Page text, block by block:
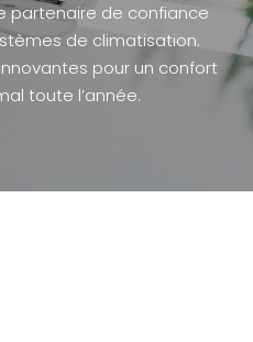
partenaire de confiance
de climatisation.
pour un confort
toute l’année.